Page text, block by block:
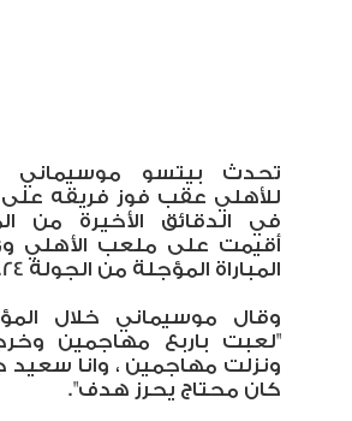
تحدث بيتسو موسيماني
للأهلي عقب فوز فريقه على
في الدقائق الأخيرة من
أقيمت على ملعب الأهلي
المباراة المؤجلة من الجولة 24.
وقال موسيماني خلال
"لعبت باربع مهاجمين
ونزلت مهاجمين ، وانا سعيد
كان محتاج يحرز هدف".